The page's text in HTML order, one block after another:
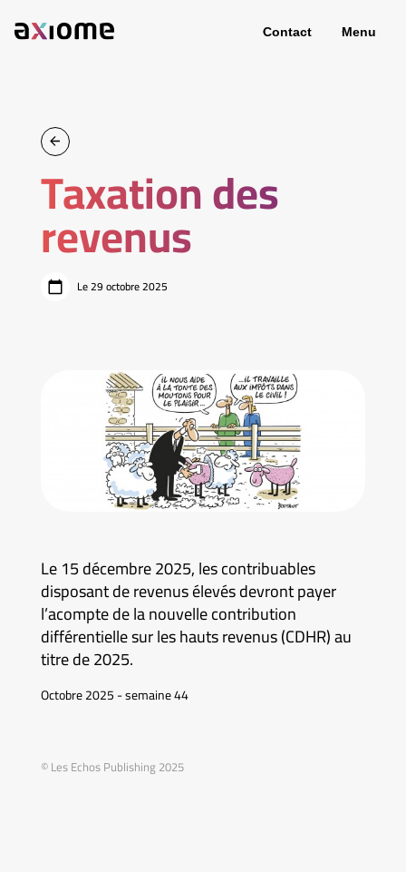
Contact Menu
Taxation des
revenus
Le 29 octobre 2025
Le 15 décembre 2025, les contribuables
disposant de revenus élevés devront payer
l’acompte de la nouvelle contribution
différentielle sur les hauts revenus (CDHR) au
titre de 2025.
Octobre 2025 - semaine 44
© Les Echos Publishing 2025